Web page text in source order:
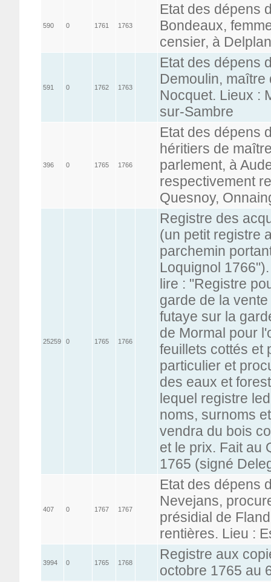
590 0 1761 1763
Etat des dépens
Bondeaux,
censier, à
591 0 1762 1763
Etat des dépens
Demoulin, maître
Nocquet. Lieux :
sur-Sambre
396 0 1765 1766
Etat des dépens
héritiers de
parlement, à
respectivement
Quesnoy,
25259 0 1765 1766
Registre des
(un petit registre
parchemin
Loquignol
lire : "Registre
garde de la
futaye sur la
de Mormal pour
feuillets cottés et
particulier et
des eaux et
lequel registre
noms, surnoms
vendra du bois
et le prix. Fait au
1765 (signé
407 0 1767 1767
Etat des dépens
Nevejans,
présidial de
rentières. Lieu :
3994 0 1765 1768
Registre aux
octobre 1765 au